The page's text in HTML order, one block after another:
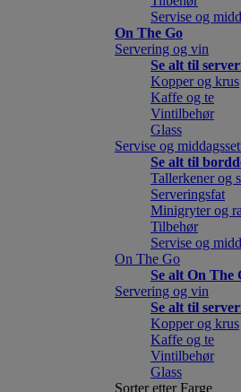
Servise og
On The Go
Servering og vin
Se alt til
Kopper og krus
Kaffe og te
Vintilbehør
Glass
Servise og
Se alt til
Tallerkener og
Serveringsfat
Minigryter og
Tilbehør
Servise og
On The Go
Se alt On The
Servering og vin
Se alt til
Kopper og krus
Kaffe og te
Vintilbehør
Glass
Sorter etter Farge